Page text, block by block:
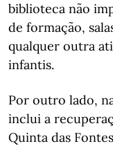
biblioteca não
de formação,
qualquer outra
infantis.
Por outro lado,
inclui a
Quinta das